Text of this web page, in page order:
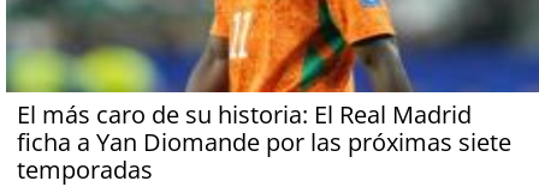
El más caro de su historia: El Real Madrid
ficha a Yan Diomande por las próximas siete
temporadas